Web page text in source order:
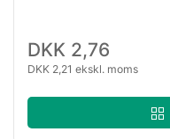
DKK 2,76
DKK 2,21 ekskl. moms